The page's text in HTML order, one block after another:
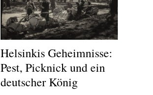
Helsinkis Geheimnisse:
Pest, Picknick und ein
deutscher König